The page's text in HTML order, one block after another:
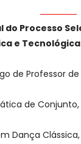
do Processo
e
de Professor
de
Dança